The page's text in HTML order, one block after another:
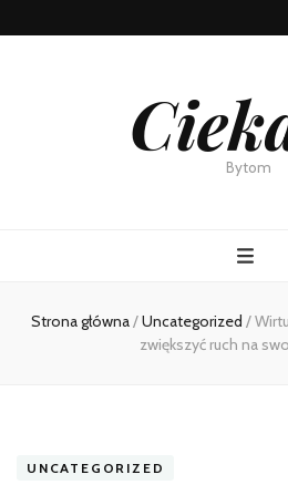
Bytom
Strona główna/Uncategorized /
zwiększyć ruch na
UNCATEGORIZED